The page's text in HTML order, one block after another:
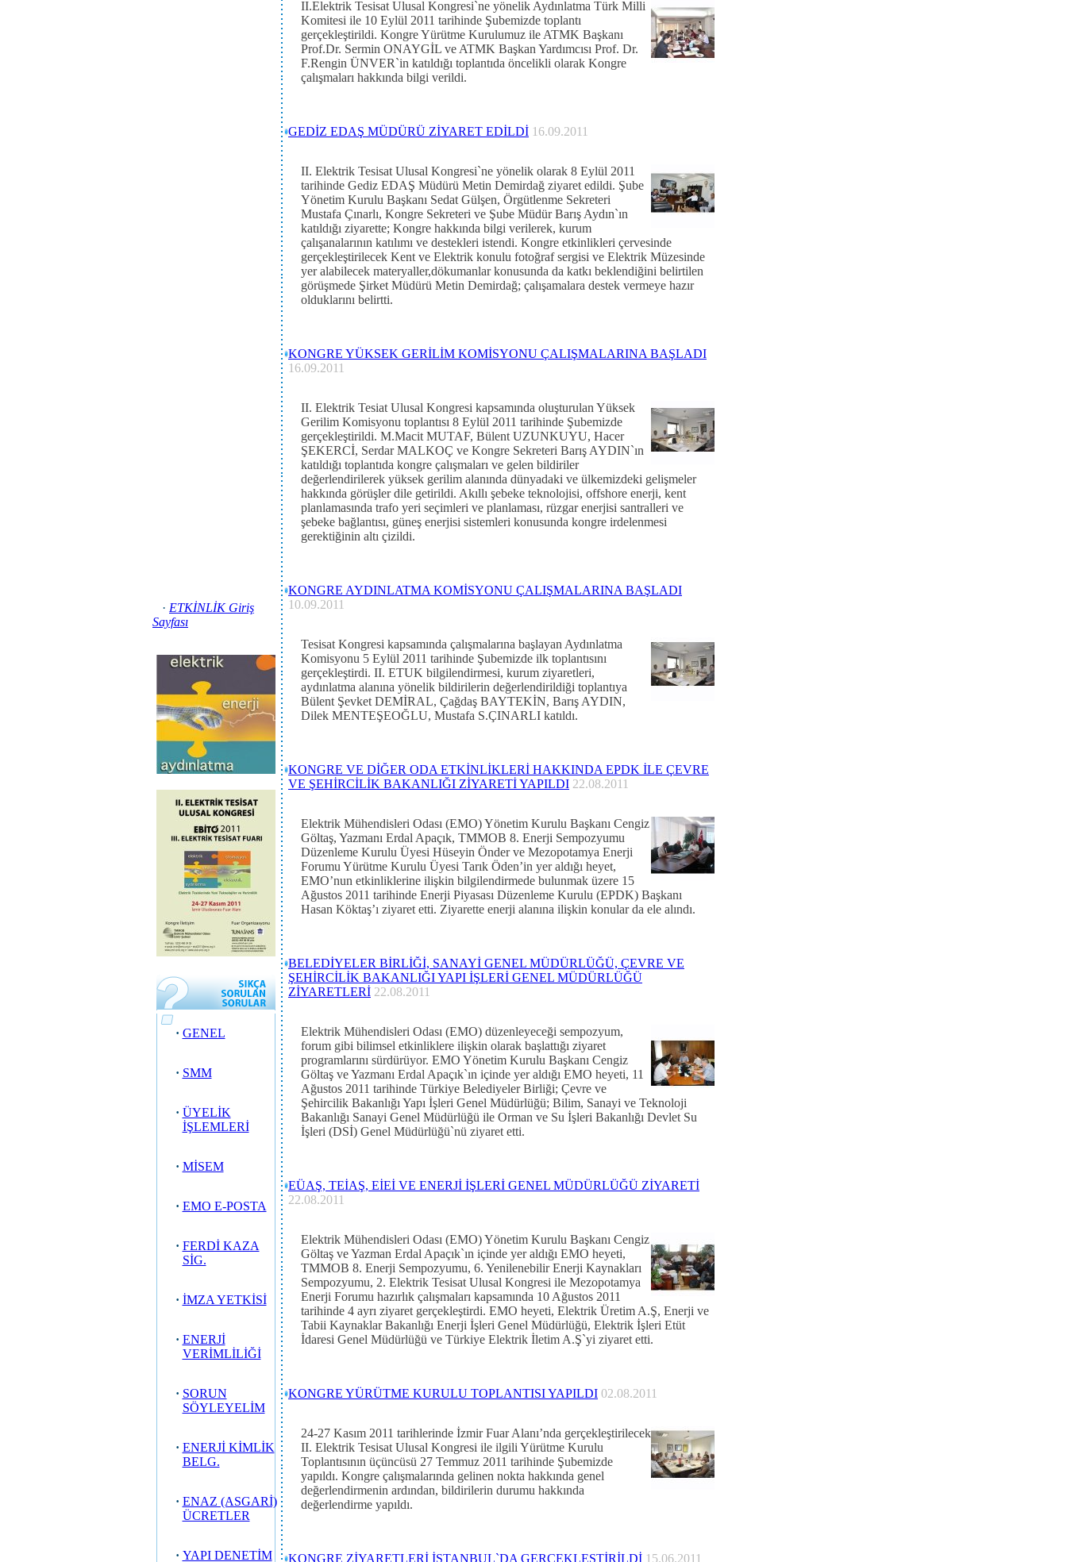
· ETKİNLİK Giriş
Sayfası
· GENEL
· SMM
· ÜYELİK
İŞLEMLERİ
· MİSEM
· EMO E-POSTA
· FERDİ KAZA
SİG.
· İMZA YETKİSİ
· ENERJİ
VERİMLİLİĞİ
· SORUN
SÖYLEYELİM
· ENERJİ KİMLİK
BELG.
· ENAZ (ASGARİ)
ÜCRETLER
· YAPI DENETİM
II.Elektrik Tesisat Ulusal Kongresi`ne yönelik Aydınlatma Türk Milli
Komitesi ile 10 Eylül 2011 tarihinde Şubemizde toplantı
gerçekleştirildi. Kongre Yürütme Kurulumuz ile ATMK Başkanı
Prof.Dr. Sermin ONAYGİL ve ATMK Başkan Yardımcısı Prof. Dr.
F.Rengin ÜNVER`in katıldığı toplantıda öncelikli olarak Kongre
çalışmaları hakkında bilgi verildi.
GEDİZ EDAŞ MÜDÜRÜ ZİYARET EDİLDİ 16.09.2011
II. Elektrik Tesisat Ulusal Kongresi`ne yönelik olarak 8 Eylül 2011
tarihinde Gediz EDAŞ Müdürü Metin Demirdağ ziyaret edildi. Şube
Yönetim Kurulu Başkanı Sedat Gülşen, Örgütlenme Sekreteri
Mustafa Çınarlı, Kongre Sekreteri ve Şube Müdür Barış Aydın`ın
katıldığı ziyarette; Kongre hakkında bilgi verilerek, kurum
çalışanalarının katılımı ve destekleri istendi. Kongre etkinlikleri çervesinde
gerçekleştirilecek Kent ve Elektrik konulu fotoğraf sergisi ve Elektrik Müzesinde
yer alabilecek materyaller,dökumanlar konusunda da katkı beklendiğini belirtilen
görüşmede Şirket Müdürü Metin Demirdağ; çalışamalara destek vermeye hazır
olduklarını belirtti.
KONGRE YÜKSEK GERİLİM KOMİSYONU ÇALIŞMALARINA BAŞLADI
16.09.2011
II. Elektrik Tesiat Ulusal Kongresi kapsamında oluşturulan Yüksek
Gerilim Komisyonu toplantısı 8 Eylül 2011 tarihinde Şubemizde
gerçekleştirildi. M.Macit MUTAF, Bülent UZUNKUYU, Hacer
ŞEKERCİ, Serdar MALKOÇ ve Kongre Sekreteri Barış AYDIN`ın
katıldığı toplantıda kongre çalışmaları ve gelen bildiriler
değerlendirilerek yüksek gerilim alanında dünyadaki ve ülkemizdeki gelişmeler
hakkında görüşler dile getirildi. Akıllı şebeke teknolojisi, offshore enerji, kent
planlamasında trafo yeri seçimleri ve planlaması, rüzgar enerjisi santralleri ve
şebeke bağlantısı, güneş enerjisi sistemleri konusunda kongre irdelenmesi
gerektiğinin altı çizildi.
KONGRE AYDINLATMA KOMİSYONU ÇALIŞMALARINA BAŞLADI
10.09.2011
Tesisat Kongresi kapsamında çalışmalarına başlayan Aydınlatma
Komisyonu 5 Eylül 2011 tarihinde Şubemizde ilk toplantısını
gerçekleştirdi. II. ETUK bilgilendirmesi, kurum ziyaretleri,
aydınlatma alanına yönelik bildirilerin değerlendirildiği toplantıya
Bülent Şevket DEMİRAL, Çağdaş BAYTEKİN, Barış AYDIN,
Dilek MENTEŞEOĞLU, Mustafa S.ÇINARLI katıldı.
KONGRE VE DİĞER ODA ETKİNLİKLERİ HAKKINDA EPDK İLE ÇEVRE
VE ŞEHİRCİLİK BAKANLIĞI ZİYARETİ YAPILDI 22.08.2011
Elektrik Mühendisleri Odası (EMO) Yönetim Kurulu Başkanı Cengiz
Göltaş, Yazmanı Erdal Apaçık, TMMOB 8. Enerji Sempozyumu
Düzenleme Kurulu Üyesi Hüseyin Önder ve Mezopotamya Enerji
Forumu Yürütme Kurulu Üyesi Tarık Öden’in yer aldığı heyet,
EMO’nun etkinliklerine ilişkin bilgilendirmede bulunmak üzere 15
Ağustos 2011 tarihinde Enerji Piyasası Düzenleme Kurulu (EPDK) Başkanı
Hasan Köktaş’ı ziyaret etti. Ziyarette enerji alanına ilişkin konular da ele alındı.
BELEDİYELER BİRLİĞİ, SANAYİ GENEL MÜDÜRLÜĞÜ, ÇEVRE VE
ŞEHİRCİLİK BAKANLIĞI YAPI İŞLERİ GENEL MÜDÜRLÜĞÜ
ZİYARETLERİ 22.08.2011
Elektrik Mühendisleri Odası (EMO) düzenleyeceği sempozyum,
forum gibi bilimsel etkinliklere ilişkin olarak başlattığı ziyaret
programlarını sürdürüyor. EMO Yönetim Kurulu Başkanı Cengiz
Göltaş ve Yazmanı Erdal Apaçık`ın içinde yer aldığı EMO heyeti, 11
Ağustos 2011 tarihinde Türkiye Belediyeler Birliği; Çevre ve
Şehircilik Bakanlığı Yapı İşleri Genel Müdürlüğü; Bilim, Sanayi ve Teknoloji
Bakanlığı Sanayi Genel Müdürlüğü ile Orman ve Su İşleri Bakanlığı Devlet Su
İşleri (DSİ) Genel Müdürlüğü`nü ziyaret etti.
EÜAŞ, TEİAŞ, EİEİ VE ENERJİ İŞLERİ GENEL MÜDÜRLÜĞÜ ZİYARETİ
22.08.2011
Elektrik Mühendisleri Odası (EMO) Yönetim Kurulu Başkanı Cengiz
Göltaş ve Yazman Erdal Apaçık`ın içinde yer aldığı EMO heyeti,
TMMOB 8. Enerji Sempozyumu, 6. Yenilenebilir Enerji Kaynakları
Sempozyumu, 2. Elektrik Tesisat Ulusal Kongresi ile Mezopotamya
Enerji Forumu hazırlık çalışmaları kapsamında 10 Ağustos 2011
tarihinde 4 ayrı ziyaret gerçekleştirdi. EMO heyeti, Elektrik Üretim A.Ş, Enerji ve
Tabii Kaynaklar Bakanlığı Enerji İşleri Genel Müdürlüğü, Elektrik İşleri Etüt
İdaresi Genel Müdürlüğü ve Türkiye Elektrik İletim A.Ş`yi ziyaret etti.
KONGRE YÜRÜTME KURULU TOPLANTISI YAPILDI 02.08.2011
24-27 Kasım 2011 tarihlerinde İzmir Fuar Alanı’nda gerçekleştirilecek
II. Elektrik Tesisat Ulusal Kongresi ile ilgili Yürütme Kurulu
Toplantısının üçüncüsü 27 Temmuz 2011 tarihinde Şubemizde
yapıldı. Kongre çalışmalarında gelinen nokta hakkında genel
değerlendirmenin ardından, bildirilerin durumu hakkında
değerlendirme yapıldı.
KONGRE ZİYARETLERİ İSTANBUL`DA GERÇEKLEŞTİRİLDİ 15.06.2011